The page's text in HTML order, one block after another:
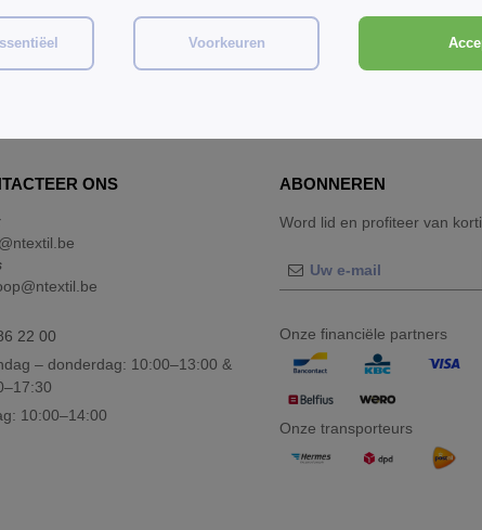
ONS
22 00
– donderdag: 10:00–13:00 &
10:00–14:00
ABONNEREN
Word lid en profiteer van
Onze financiële partners
Onze transporteurs
Voorkeuren